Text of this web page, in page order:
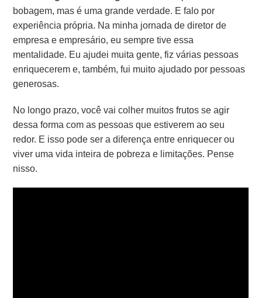
bobagem, mas é uma grande verdade. E falo por
experiência própria. Na minha jornada de diretor de
empresa e empresário, eu sempre tive essa
mentalidade. Eu ajudei muita gente, fiz várias pessoas
enriquecerem e, também, fui muito ajudado por pessoas
generosas.
No longo prazo, você vai colher muitos frutos se agir
dessa forma com as pessoas que estiverem ao seu
redor. E isso pode ser a diferença entre enriquecer ou
viver uma vida inteira de pobreza e limitações. Pense
nisso.